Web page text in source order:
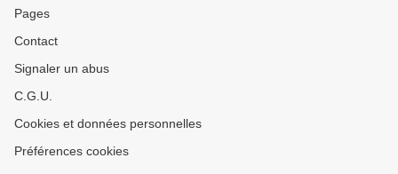
Pages
Contact
Signaler un abus
C.G.U.
Cookies et données personnelles
Préférences cookies